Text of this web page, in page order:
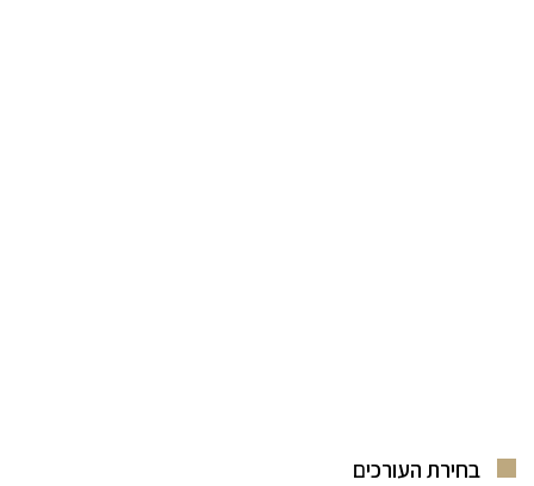
בחירת העורכים